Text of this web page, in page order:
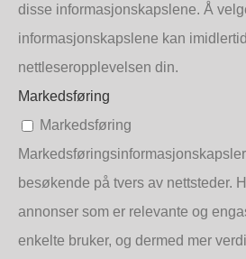
disse informasjonskapslene. Å
informasjonskapslene kan
nettleseropplevelsen din.
Markedsføring
Markedsføring
besøkende på tvers av nettsteder.
annonser som er relevante og
enkelte bruker, og dermed mer